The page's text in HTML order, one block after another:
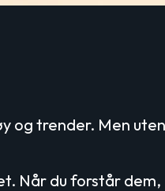
og trender. Men
Når du forstår dem,